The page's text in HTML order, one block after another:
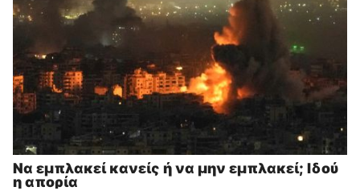
Να εμπλακεί κανείς ή να μην εμπλακεί; Ιδού
η απορία